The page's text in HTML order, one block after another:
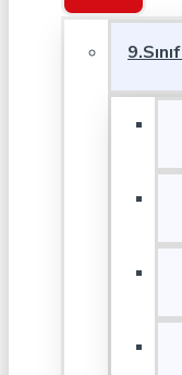
9.Sınıf